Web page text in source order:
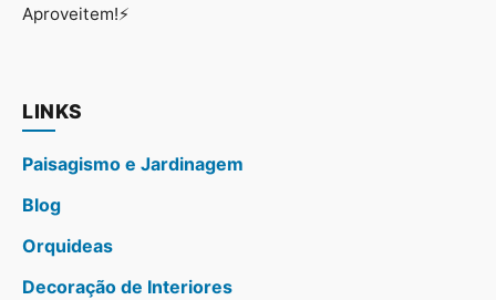
Aproveitem!⚡
LINKS
Paisagismo e Jardinagem
Blog
Orquideas
Decoração de Interiores